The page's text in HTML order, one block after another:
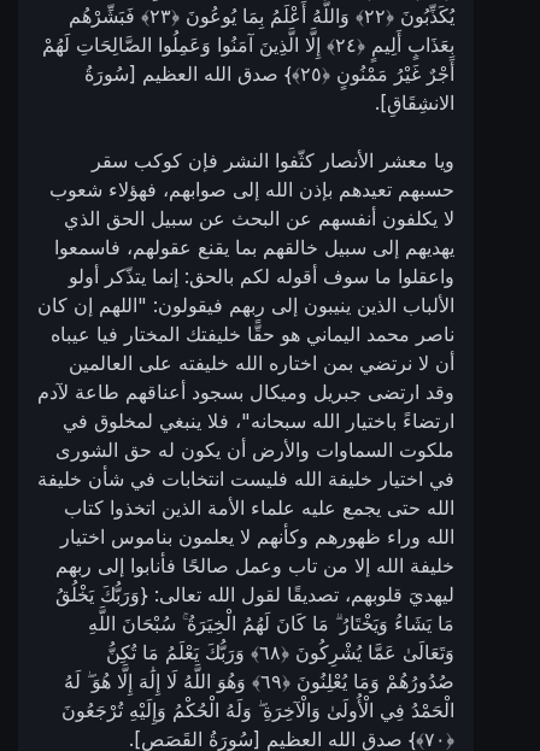
يُكَذِّبُونَ ‎﴿٢٢﴾‏ وَاللَّهُ أَعْلَمُ بِمَا يُوعُونَ ‎﴿٢٣﴾‏ فَبَشِّرْهُم
بِعَذَابٍ أَلِيمٍ ‎﴿٢٤﴾‏ إِلَّا الَّذِينَ آمَنُوا وَعَمِلُوا الصَّالِحَاتِ لَهُمْ
أَجْرٌ غَيْرُ مَمْنُونٍ ‎﴿٢٥﴾‏} صدق الله العظيم [سُورَةُ
الانشِقَاقِ].
ويا معشر الأنصار كثّفوا النشر فإن كوكب سقر
حسبهم تعيدهم بإذن الله إلى صوابهم، فهؤلاء شعوب
لا يكلفون أنفسهم عن البحث عن سبيل الحق الذي
يهديهم إلى سبيل خالقهم بما يقنع عقولهم، فاسمعوا
واعقلوا ما سوف أقوله لكم بالحق: إنما يتذّكر أولو
الألباب الذين ينيبون إلى ربهم فيقولون: "اللهم إن كان
ناصر محمد اليماني هو حقًّا خليفتك المختار فيا عيباه
أن لا نرتضي بمن اختاره الله خليفته على العالمين
وقد ارتضى جبريل وميكال بسجود أعناقهم طاعة لآدم
ارتضاءً باختيار الله سبحانه"، فلا ينبغي لمخلوق في
ملكوت السماوات والأرض أن يكون له حق الشورى
في اختيار خليفة الله فليست انتخابات في شأن خليفة
الله حتى يجمع عليه علماء الأمة الذين اتخذوا كتاب
الله وراء ظهورهم وكأنهم لا يعلمون بناموس اختيار
خليفة الله إلا من تاب وعمل صالحًا فأنابوا إلى ربهم
ليهديَ قلوبهم، تصديقًا لقول الله تعالى: {وَرَبُّكَ يَخْلُقُ
مَا يَشَاءُ وَيَخْتَارُ ۗ مَا كَانَ لَهُمُ الْخِيَرَةُ ۚ سُبْحَانَ اللَّهِ
وَتَعَالَىٰ عَمَّا يُشْرِكُونَ ‎﴿٦٨﴾‏ وَرَبُّكَ يَعْلَمُ مَا تُكِنُّ
صُدُورُهُمْ وَمَا يُعْلِنُونَ ‎﴿٦٩﴾‏ وَهُوَ اللَّهُ لَا إِلَٰهَ إِلَّا هُوَ ۖ لَهُ
الْحَمْدُ فِي الْأُولَىٰ وَالْآخِرَةِ ۖ وَلَهُ الْحُكْمُ وَإِلَيْهِ تُرْجَعُونَ